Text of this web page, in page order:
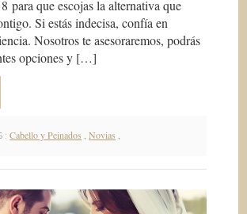
para que escojas la alternativa que
Si estás indecisa, confía en
Nosotros te asesoraremos, podrás
opciones y […]
: Cabello y Peinados ,Novias